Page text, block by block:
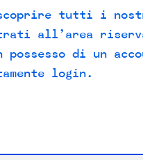
tutti i
all’area
possesso di un
login.